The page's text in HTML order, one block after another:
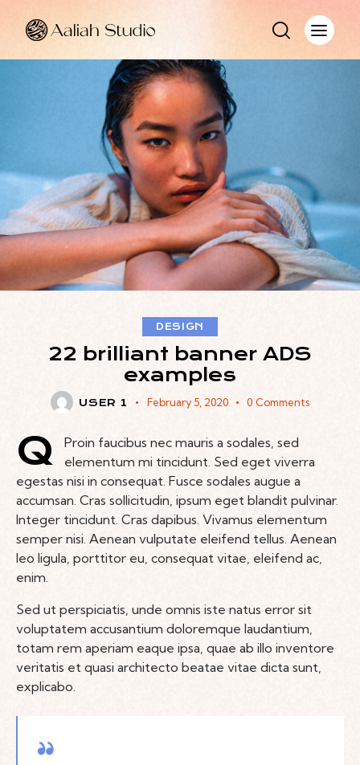
DESIGN
22 brilliant banner ADS
examples
USER 1 February 5, 2020 0 Comments
Q
Proin faucibus nec mauris a sodales, sed
elementum mi tincidunt. Sed eget viverra
egestas nisi in consequat. Fusce sodales augue a
accumsan. Cras sollicitudin, ipsum eget blandit pulvinar.
Integer tincidunt. Cras dapibus. Vivamus elementum
semper nisi. Aenean vulputate eleifend tellus. Aenean
leo ligula, porttitor eu, consequat vitae, eleifend ac,
enim.
Sed ut perspiciatis, unde omnis iste natus error sit
voluptatem accusantium doloremque laudantium,
totam rem aperiam eaque ipsa, quae ab illo inventore
veritatis et quasi architecto beatae vitae dicta sunt,
explicabo.